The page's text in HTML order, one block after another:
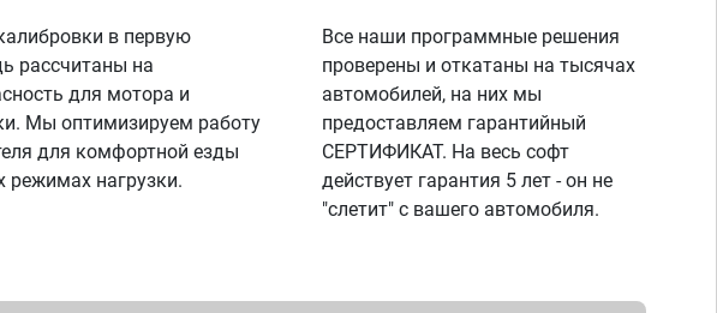
в первую
рассчитаны на
для мотора и
Мы оптимизируем работу
для комфортной езды
режимах нагрузки.
Все наши программные решения
проверены и откатаны на тысячах
автомобилей, на них мы
предоставляем гарантийный
СЕРТИФИКАТ. На весь софт
действует гарантия 5 лет - он не
"слетит" с вашего автомобиля.